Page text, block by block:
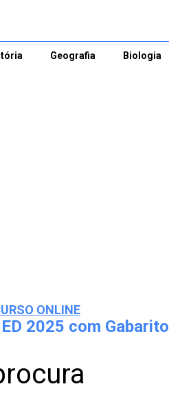
Geografia Biologia
ONLINE
2025 com Gabarito